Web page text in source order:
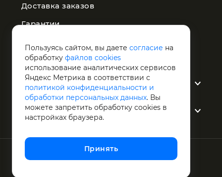
Доставка заказов
Гарантии
Политика конфиденциальности
О компании
Услуги
Пользуясь сайтом, вы даете согласие на
обработку файлов cookies
использование аналитических сервисов
Яндекс Метрика в соответствии с
политикой конфиденциальности и
обработки персональных данных. Вы
можете запретить обработку сookies в
настройках браузера.
Принять